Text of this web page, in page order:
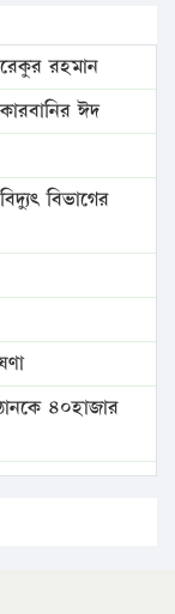
রহমান
ঈদ
বিভাগের
৪০হাজার